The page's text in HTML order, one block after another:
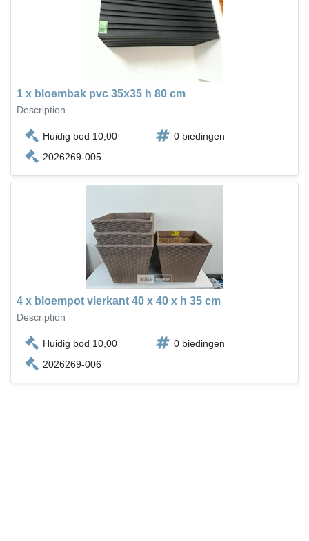
1 x bloembak pvc 35x35 h 80 cm
Description
Huidig bod 10,00
0 biedingen
2026269-005
4 x bloempot vierkant 40 x 40 x h 35 cm
Description
Huidig bod 10,00
0 biedingen
2026269-006